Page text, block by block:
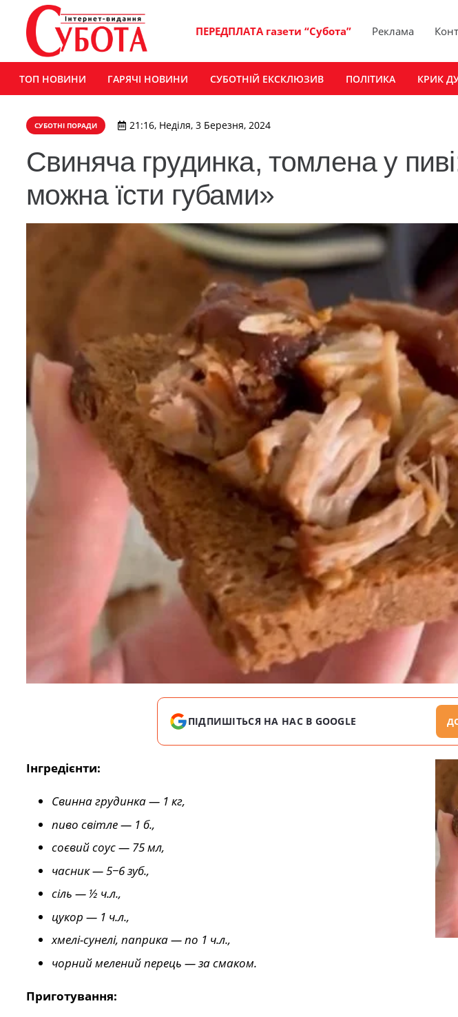
ПЕРЕДПЛАТА газети “Субота” Реклама
ТОП НОВИНИ ГАРЯЧІ НОВИНИ СУБОТНІЙ ЕКСКЛЮЗИВ ПОЛІТИКА КРИК
СУБОТНІ ПОРАДИ 21:16, Неділя, 3 Березня, 2024
Свиняча грудинка, томлена у
можна їсти губами»
ПІДПИШІТЬСЯ НА НАС В GOOGLE
Інгредієнти:
Свинна грудинка — 1 кг,
пиво світле — 1 б.,
соєвий соус — 75 мл,
часник — 5−6 зуб.,
сіль — ½ ч.л.,
цукор — 1 ч.л.,
хмелі-сунелі, паприка — по 1 ч.л.,
чорний мелений перець — за смаком.
Приготування: